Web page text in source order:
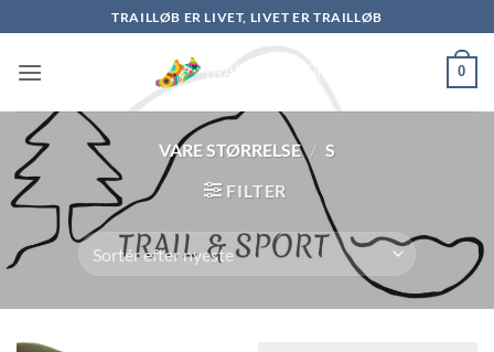
til
indhold
TRAILLØB ER LIVET, LIVET ER TRAILLØB
0
VARE STØRRELSE / S
FILTER